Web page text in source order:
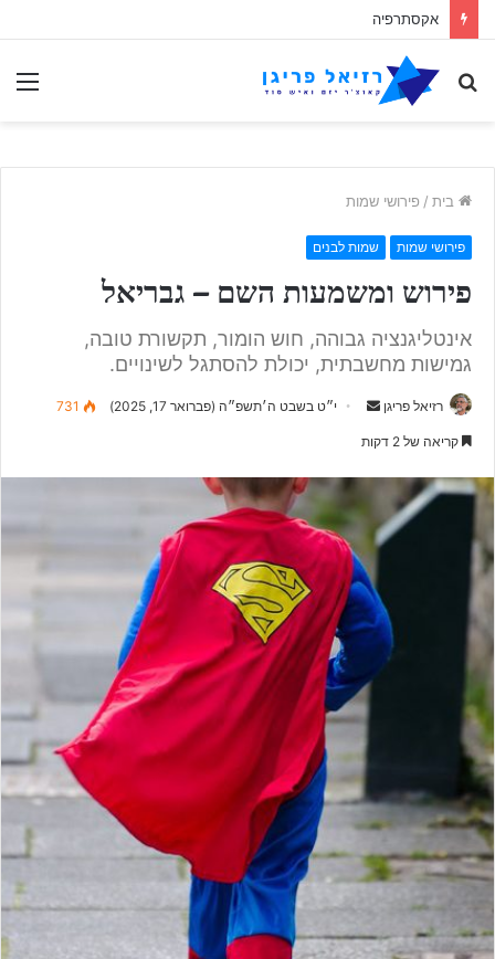
הפרדוקס האקסתרפי
לחפש
בית / פירושי שמות
פירושי שמות שמות לבנים
פירוש ומשמעות השם – גבריאל
אינטליגנציה גבוהה, חוש הומור, תקשורת טובה,
גמישות מחשבתית, יכולת להסתגל לשינויים.
רזיאל פריגן
Send י״ט בשבט ה׳תשפ״ה (פברואר 17, 2025) 731
קריאה של 2 דקות